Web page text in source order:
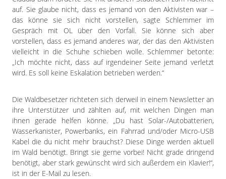
auf. Sie glaube nicht, dass es jemand von den Aktivisten war –
das könne sie sich nicht vorstellen, sagte Schlemmer im
Gespräch mit OL über den Vorfall. Sie könne sich aber
vorstellen, dass es jemand anderes war, der das den Aktivisten
vielleicht in die Schuhe schieben wolle. Schlemmer betonte:
„Ich möchte nicht, dass auf irgendeiner Seite jemand verletzt
wird. Es soll keine Eskalation betrieben werden.“
Die Waldbesetzer richteten sich derweil in einem Newsletter an
ihre Unterstützer und zählten auf, mit welchen Dingen man
ihnen gerade helfen könne. „Du hast Solar-/Autobatterien,
Wasserkanister, Powerbanks, ein Fahrrad und/oder Micro-USB
Kabel die du nicht mehr brauchst? Diese Dinge werden aktuell
im Wald benötigt. Bringt sie gerne vorbei! Nicht grade dringend
benötigt, aber stark gewünscht wird sich außerdem ein Klavier!“,
ist in der E-Mail zu lesen.